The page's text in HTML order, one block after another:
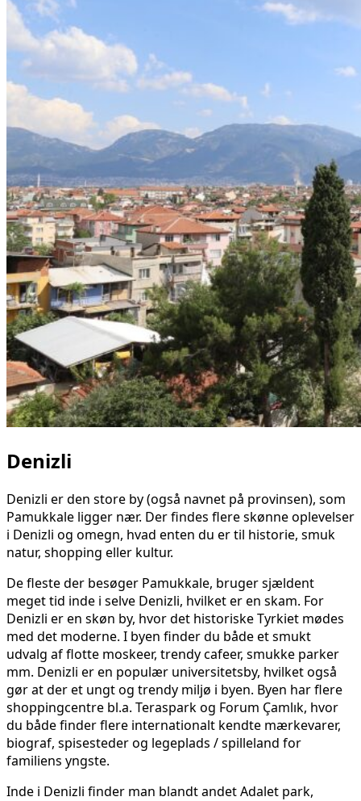
Denizli
Denizli er den store by (også navnet på provinsen), som
Pamukkale ligger nær. Der findes flere skønne oplevelser
i Denizli og omegn, hvad enten du er til historie, smuk
natur, shopping eller kultur.
De fleste der besøger Pamukkale, bruger sjældent
meget tid inde i selve Denizli, hvilket er en skam. For
Denizli er en skøn by, hvor det historiske Tyrkiet mødes
med det moderne. I byen finder du både et smukt
udvalg af flotte moskeer, trendy cafeer, smukke parker
mm. Denizli er en populær universitetsby, hvilket også
gør at der et ungt og trendy miljø i byen. Byen har flere
shoppingcentre bl.a. Teraspark og Forum Çamlık, hvor
du både finder flere internationalt kendte mærkevarer,
biograf, spisesteder og legeplads / spilleland for
familiens yngste.
Inde i Denizli finder man blandt andet Adalet park,